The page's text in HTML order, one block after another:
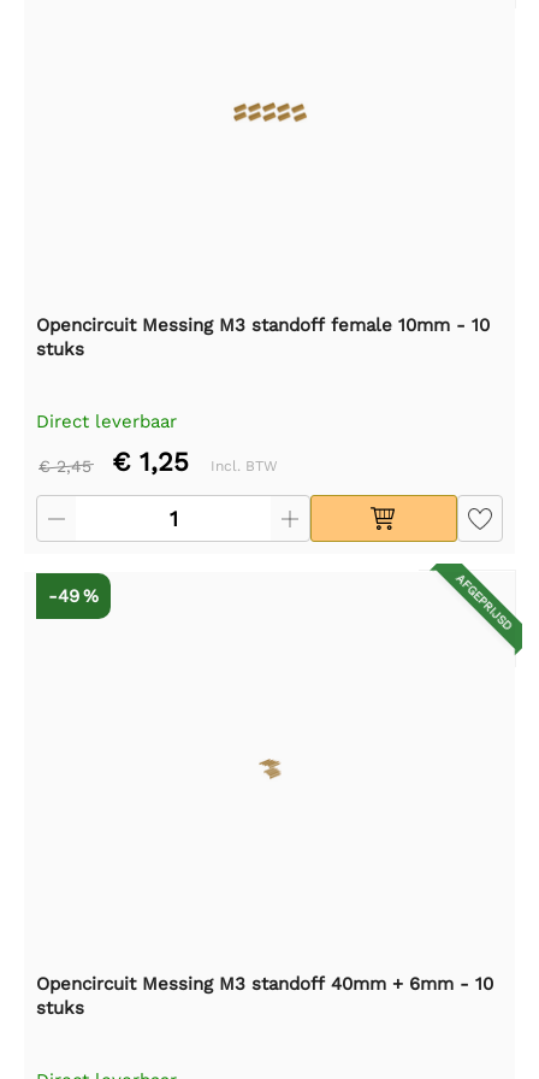
Opencircuit Messing M3 standoff female 10mm - 10
stuks
Direct leverbaar
€ 2,45 € 1,25 Incl. BTW
AFGEPRIJSD
-49 %
Opencircuit Messing M3 standoff 40mm + 6mm - 10
stuks